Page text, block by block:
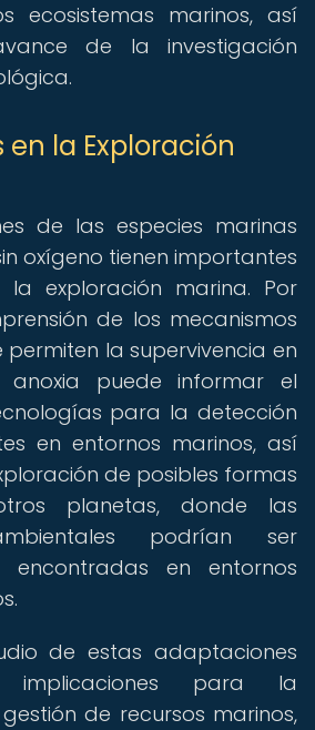
ecosistemas marinos, así
de la investigación
la Exploración
de las especies marinas
oxígeno tienen importantes
la exploración marina. Por
de los mecanismos
la supervivencia en
anoxia puede informar el
para la detección
en entornos marinos, así
de posibles formas
planetas, donde las
podrían ser
en entornos
de estas adaptaciones
implicaciones para la
de recursos marinos,